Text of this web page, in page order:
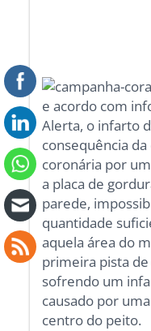
e acordo com
Alerta, o infarto
consequência
coronária por
a placa de
parede,
quantidade
aquela área do
primeira pista
sofrendo um
causado por
centro do peito.